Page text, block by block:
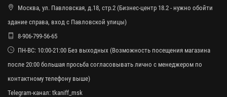
Москва, ул. Павловская, д.18, стр.2 (Бизнес-центр 18.2 - нужно обойти
здание справа, вход с Павловской улицы)
8-906-799-56-65
ПН-ВС: 10:00-21:00 Без выходных (Возможность посещения магазина
после 20:00 большая просьба согласовывать лично с менеджером по
контактному телефону выше)
Telegram-канал: tkaniff_msk